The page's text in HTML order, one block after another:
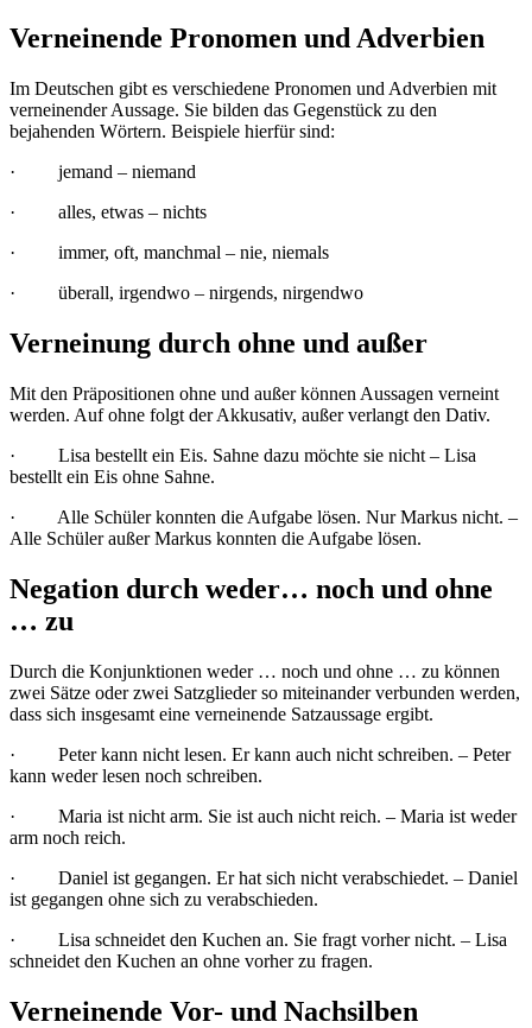
Verneinende Pronomen und Adverbien
Im Deutschen gibt es verschiedene Pronomen und Adverbien mit
verneinender Aussage. Sie bilden das Gegenstück zu den
bejahenden Wörtern. Beispiele hierfür sind:
· jemand – niemand
· alles, etwas – nichts
· immer, oft, manchmal – nie, niemals
· überall, irgendwo – nirgends, nirgendwo
Verneinung durch ohne und außer
Mit den Präpositionen ohne und außer können Aussagen verneint
werden. Auf ohne folgt der Akkusativ, außer verlangt den Dativ.
· Lisa bestellt ein Eis. Sahne dazu möchte sie nicht – Lisa
bestellt ein Eis ohne Sahne.
· Alle Schüler konnten die Aufgabe lösen. Nur Markus nicht. –
Alle Schüler außer Markus konnten die Aufgabe lösen.
Negation durch weder… noch und ohne
… zu
Durch die Konjunktionen weder … noch und ohne … zu können
zwei Sätze oder zwei Satzglieder so miteinander verbunden werden,
dass sich insgesamt eine verneinende Satzaussage ergibt.
· Peter kann nicht lesen. Er kann auch nicht schreiben. – Peter
kann weder lesen noch schreiben.
· Maria ist nicht arm. Sie ist auch nicht reich. – Maria ist weder
arm noch reich.
· Daniel ist gegangen. Er hat sich nicht verabschiedet. – Daniel
ist gegangen ohne sich zu verabschieden.
· Lisa schneidet den Kuchen an. Sie fragt vorher nicht. – Lisa
schneidet den Kuchen an ohne vorher zu fragen.
Verneinende Vor- und Nachsilben